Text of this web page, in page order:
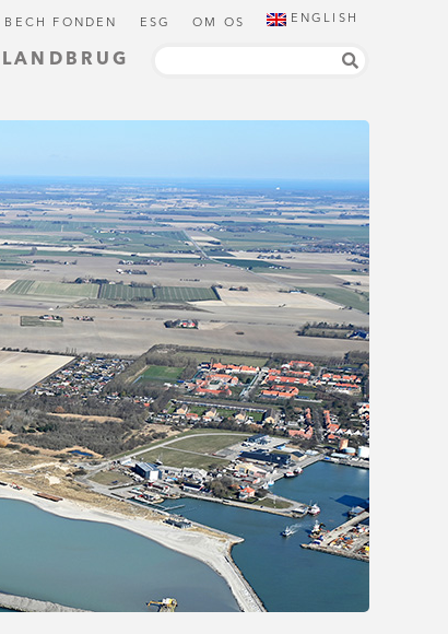
LANDBRUG
FONDEN ESG OM OS ENGLISH